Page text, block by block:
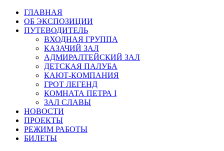
ГЛАВНАЯ
ОБ ЭКСПОЗИЦИИ
ПУТЕВОДИТЕЛЬ
ВХОДНАЯ ГРУППА
КАЗАЧИЙ ЗАЛ
АДМИРАЛТЕЙСКИЙ ЗАЛ
ДЕТСКАЯ ПАЛУБА
КАЮТ-КОМПАНИЯ
ГРОТ ЛЕГЕНД
КОМНАТА ПЕТРА I
ЗАЛ СЛАВЫ
НОВОСТИ
ПРОЕКТЫ
РЕЖИМ РАБОТЫ
БИЛЕТЫ